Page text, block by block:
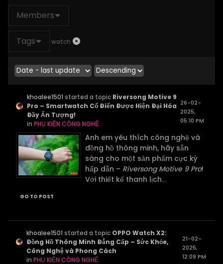
Members
Tags watch
khoalee1501 started a topic Riversong Motive 9
Pro – Smartwatch Cổ Điển Được Hiện Đại Hóa
Đầy Ấn Tượng!
in PHỤ KIỆN CÔNG NGHỆ
26-02-
2025,
05:10 PM
Anh em yêu thích công nghệ và
đồng hồ thông minh, hãy sẵn
sàng cho một sản phẩm cực kỳ
hấp dẫn – Riversong Motive 9 Pro!
Với thiết kế thanh lịch...
GO TO POST
khoalee1501 started a topic OPPO Watch X2:
Đồng Hồ Thông Minh Đẳng Cấp – Sức Khỏe,
Công Nghệ và Phong Cách
inPHỤ KIỆN CÔNG NGHỆ
21-02-
2025,
12:09 PM